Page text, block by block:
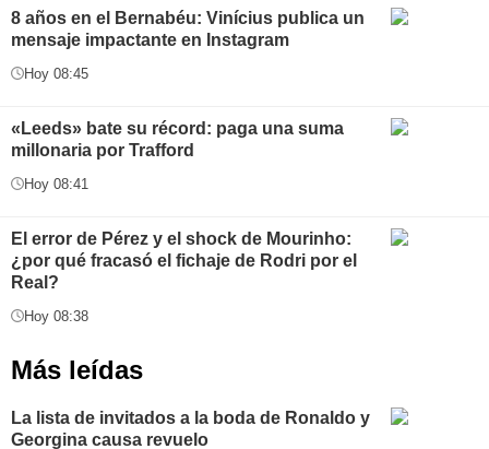
8 años en el Bernabéu: Vinícius publica un
mensaje impactante en Instagram
Hoy 08:45
«Leeds» bate su récord: paga una suma
millonaria por Trafford
Hoy 08:41
El error de Pérez y el shock de Mourinho:
¿por qué fracasó el fichaje de Rodri por el
Real?
Hoy 08:38
Más leídas
La lista de invitados a la boda de Ronaldo y
Georgina causa revuelo